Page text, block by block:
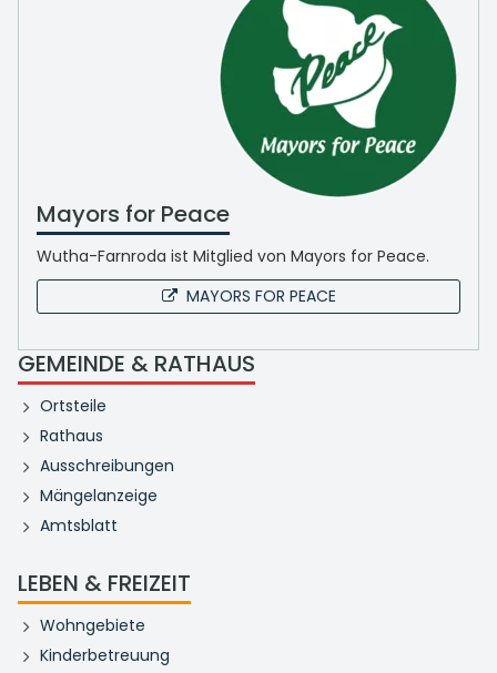
Mayors for Peace
Wutha-Farnroda ist Mitglied von Mayors for Peace.
MAYORS FOR PEACE
GEMEINDE & RATHAUS
Ortsteile
Rathaus
Ausschreibungen
Mängelanzeige
Amtsblatt
LEBEN & FREIZEIT
Wohngebiete
Kinderbetreuung